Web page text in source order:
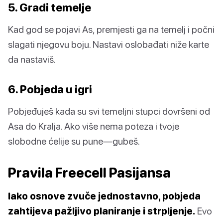
5. Gradi temelje
Kad god se pojavi As, premjesti ga na temelj i počni
slagati njegovu boju. Nastavi oslobađati niže karte
da nastaviš.
6. Pobjeda u igri
Pobjeđuješ kada su svi temeljni stupci dovršeni od
Asa do Kralja. Ako više nema poteza i tvoje
slobodne ćelije su pune—gubeš.
Pravila Freecell Pasijansa
Iako osnove zvuče jednostavno, pobjeda
zahtijeva pažljivo planiranje i strpljenje. Evo